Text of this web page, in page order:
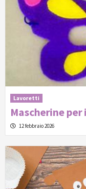
Lavoretti
Mascherine
12 febbraio 2026